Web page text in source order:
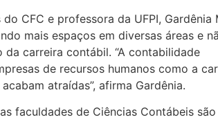
CFC e professora da UFPI, Gardênia
mais espaços em diversas áreas e
carreira contábil. “A contabilidade
de recursos humanos como a
atraídas”, afirma Gardênia.
faculdades de Ciências Contábeis